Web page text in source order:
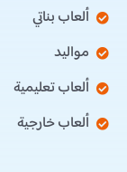
ألعاب بناتي
مواليد
ألعاب تعليمية
ألعاب خارجية